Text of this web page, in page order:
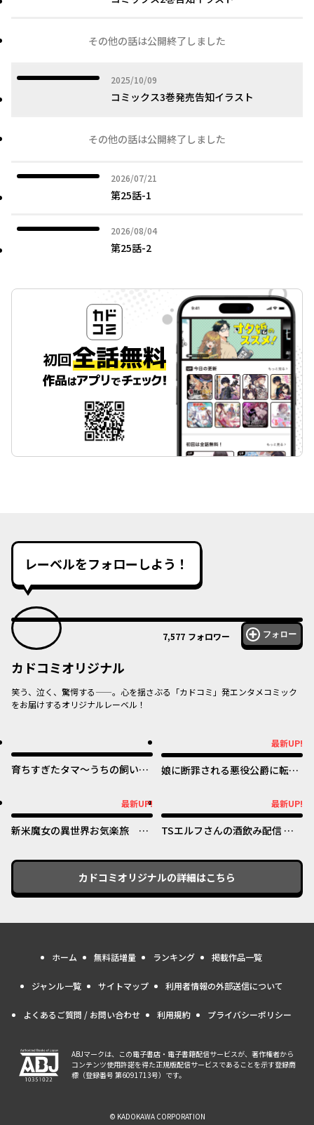
その他の話は公開終了しました
2025/10/09
2025年10月09日
コミックス3巻発売告知イラスト
その他の話は公開終了しました
2026/07/21
2026年07月21日
第25話-1
2026/08/04
2026年08月04日
第25話-2
レーベルをフォローしよう！
7,577 フォロワー フォロー
カドコミオリジナル
笑う、泣く、驚愕する——。心を揺さぶる「カドコミ」発エンタメコミック
をお届けするオリジナルレーベル！
育ちすぎたタマ～うちの飼い猫
最新UP!
オリジナル
娘に断罪される悪役公爵に転生
めたのになぜか娘が『氷の令
嬢』化する件～
最新UP!
オリジナル
新米魔女の異世界お気楽旅 ～
畜は魔女の弟子を名乗り第二の
人生を謳歌する～
最新UP!
オリジナル
TSエルフさんの酒飲み配信 ～
じゃないからな!?～
カドコミオリジナルの詳細はこちら
ホーム 無料話増量 ランキング 掲載作品一覧
ジャンル一覧 サイトマップ 利用者情報の外部送信について
よくあるご質問 / お問い合わせ 利用規約 プライバシーポリシー
ABJマークは、この電子書店・電子書籍配信サービスが、著作権者から
コンテンツ使用許諾を得た正規版配信サービスであることを示す登録商
標（登録番号 第6091713号）です。
© KADOKAWA CORPORATION